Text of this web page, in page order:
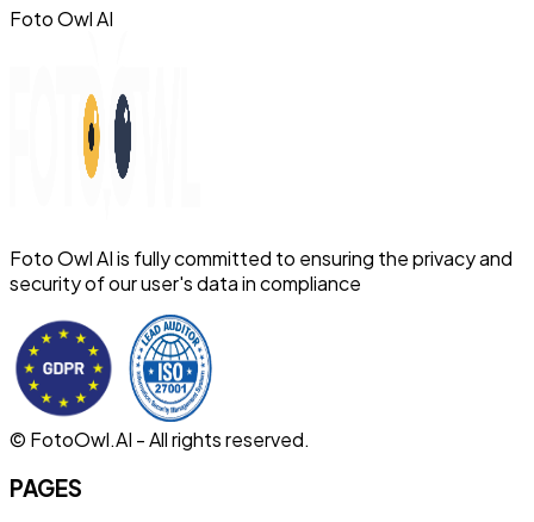
Foto Owl AI
Foto Owl AI is fully committed to ensuring the privacy and
security of our user's data in compliance
© FotoOwl.AI - All rights reserved.
PAGES